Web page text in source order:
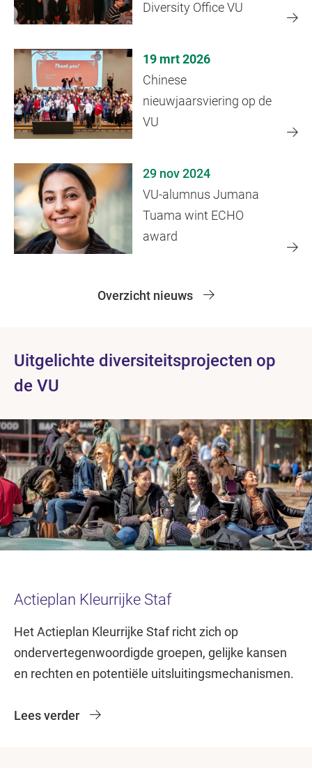
Diversity Office VU
19 mrt 2026
Chinese
nieuwjaarsviering op de
VU
29 nov 2024
VU-alumnus Jumana
Tuama wint ECHO
award
Overzicht nieuws
Uitgelichte diversiteitsprojecten op
de VU
Actieplan Kleurrijke Staf
Het Actieplan Kleurrijke Staf richt zich op
ondervertegenwoordigde groepen, gelijke kansen
en rechten en potentiële uitsluitingsmechanismen.
Lees verder